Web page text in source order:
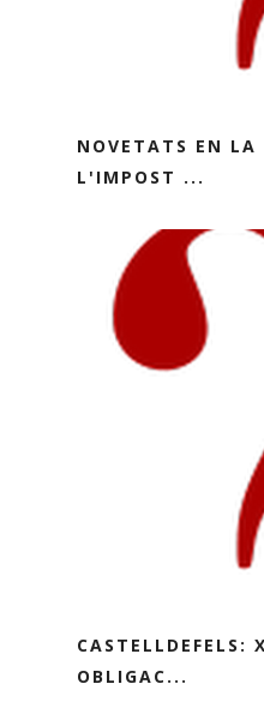
NOVETATS EN LA
L'IMPOST ...
CASTELLDEFELS:
OBLIGAC...